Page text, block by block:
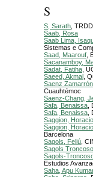
S
S, Sarath,
Saab, Rosa
Saab Lima,
Sistemas e
Saad, Maarouf,
Sacanamboy,
Sadat, Fatiha,
Saeed, Akmal ,
Saenz
Cuauhtémoc
Saenz-Chang,
Safa, Benaissa,
Safa, Benaissa,
Saggion, Horacio
Saggion, Horacio
Barcelona
Sagols, Feliú,
Sagols
Sagols-
Estudios
Saha, Apu Kumar